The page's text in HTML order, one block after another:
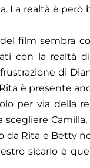
La realtà è
film sembra
con la realtà
di
è presente
per via della
da Rita e Betty
sicario è